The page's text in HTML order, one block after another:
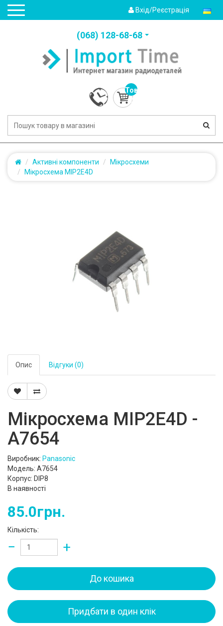
Вхід/Реєстрація
(‎068) 128-68-68
Товарів:
0
(0.0грн.)
Активні компоненти
Мікросхеми
Мікросхема MIP2E4D
Опис Відгуки (0)
Мікросхема MIP2E4D -
A7654
Виробник: Panasonic
Модель: A7654
Корпус: DIP8
В наявності
85.0грн.
Кількість:
− +
До кошика
Придбати в один клік